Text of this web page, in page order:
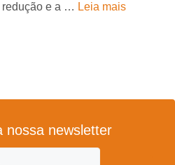
redução e a … Leia mais
nossa newsletter